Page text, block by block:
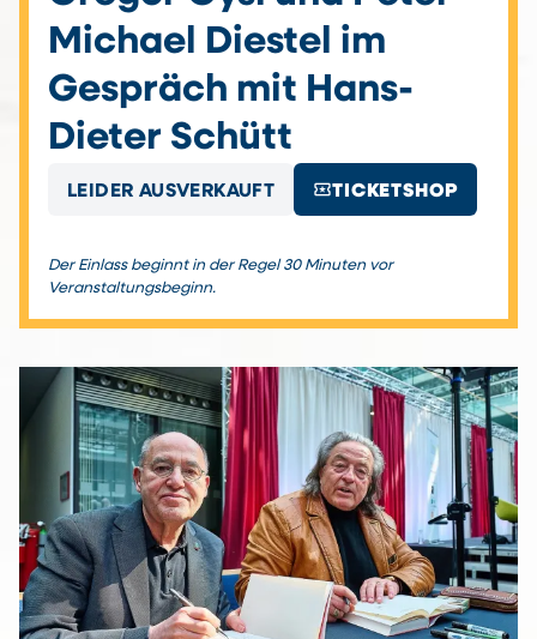
Michael Diestel im
Gespräch mit Hans-
Dieter Schütt
LEIDER AUSVERKAUFT local_activityTICKETSHOP
Der Einlass beginnt in der Regel 30 Minuten vor
Veranstaltungsbeginn.